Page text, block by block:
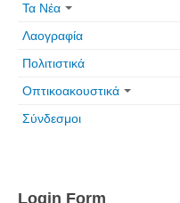
Λαογραφία
Τα Νέα
Λαογραφία
Πολιτιστικά
Οπτικοακουστικά
Σύνδεσμοι
Login Form